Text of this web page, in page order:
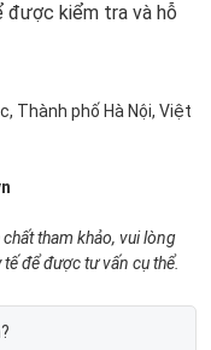
được kiểm tra và hỗ
Thành phố Hà Nội, Việt
tham khảo, vui lòng
để được tư vấn cụ thể.